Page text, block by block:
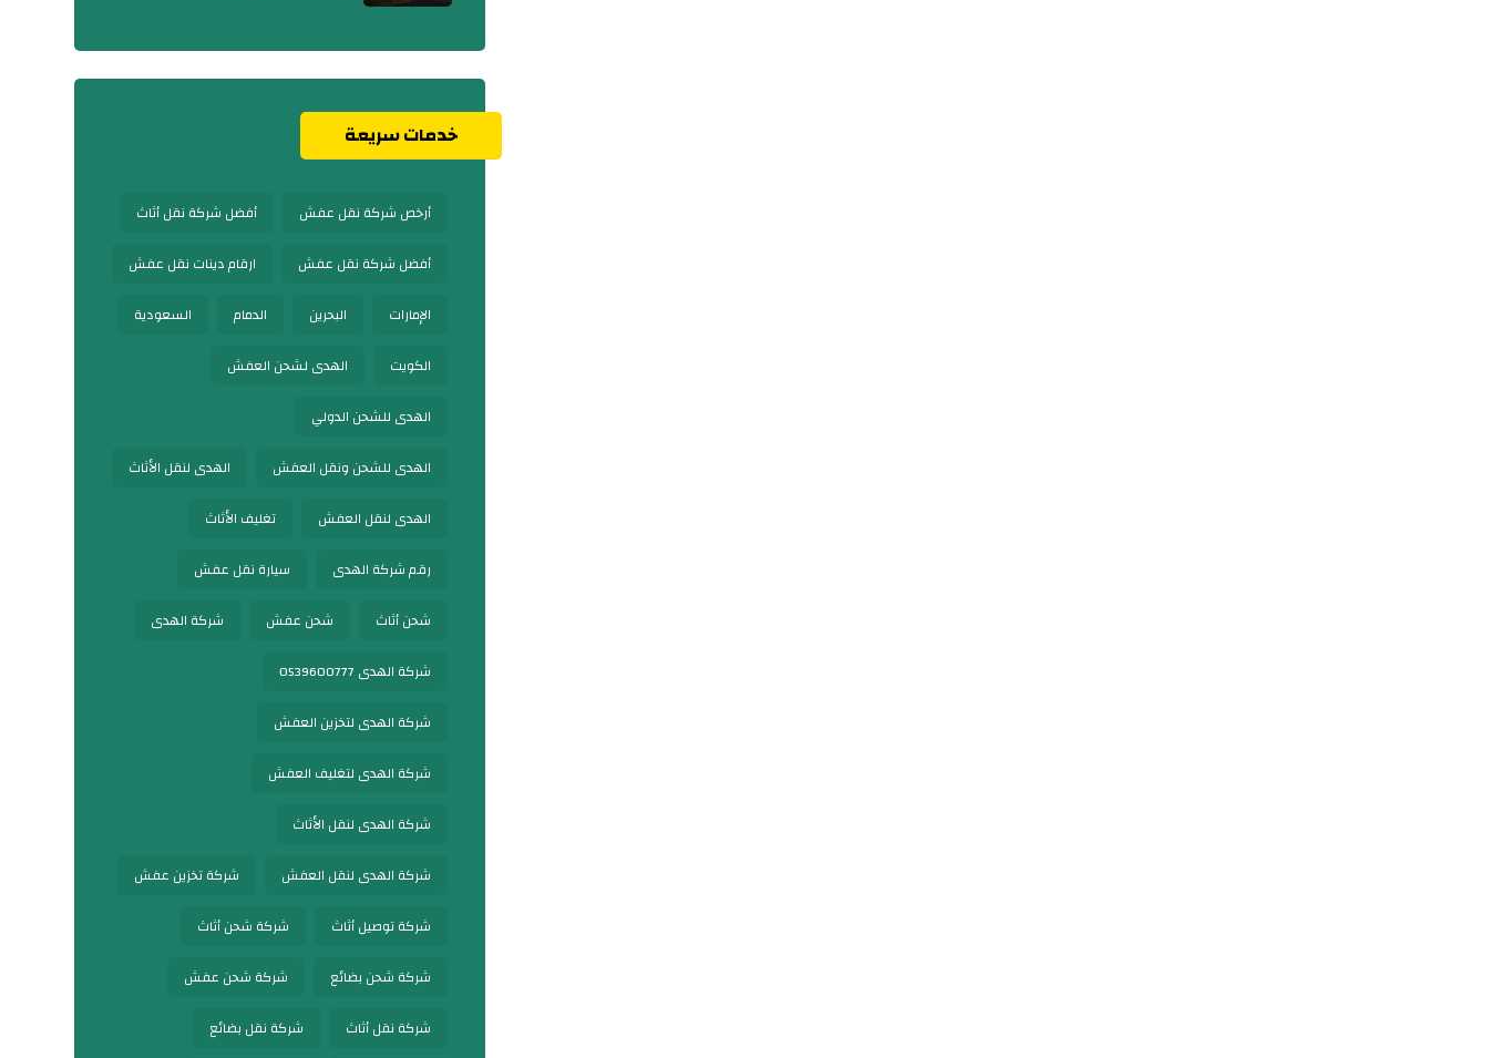
خدمات سريعة
أرخص شركة نقل عفش أفضل شركة نقل أثاث
أفضل شركة نقل عفش ارقام دينات نقل عفش
الإمارات البحرين الدمام السعودية
الكويت الهدى لشحن العفش
الهدى للشحن الدولي
الهدى للشحن ونقل العفش الهدى لنقل الأثاث
الهدى لنقل العفش تغليف الأثاث
رقم شركة الهدى سيارة نقل عفش
شحن أثاث شحن عفش شركة الهدى
شركة الهدى 0539600777
شركة الهدى لتخزين العفش
شركة الهدى لتغليف العفش
شركة الهدى لنقل الأثاث
شركة الهدى لنقل العفش شركة تخزين عفش
شركة توصيل أثاث شركة شحن أثاث
شركة شحن بضائع شركة شحن عفش
شركة نقل أثاث شركة نقل بضائع